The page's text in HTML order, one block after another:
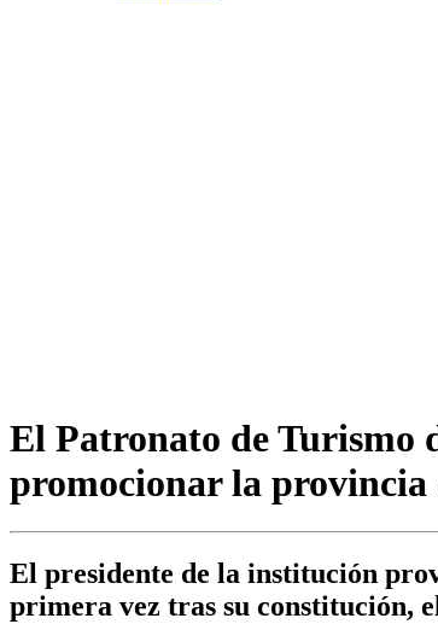
El Patronato de Turismo
promocionar la provincia
El presidente de la institución
primera vez tras su constitución,